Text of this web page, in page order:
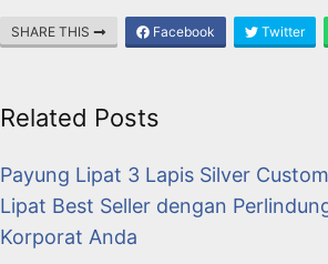
SHARE THIS Facebook Twitter
Related Posts
Payung Lipat 3 Lapis Silver
Lipat Best Seller dengan
Korporat Anda